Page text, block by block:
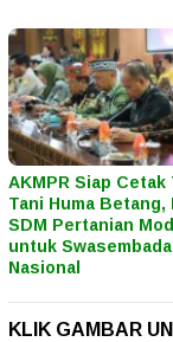
AKMPR Siap Cetak
Tani Huma Betang,
SDM Pertanian
untuk
Nasional
KLIK GAMBAR